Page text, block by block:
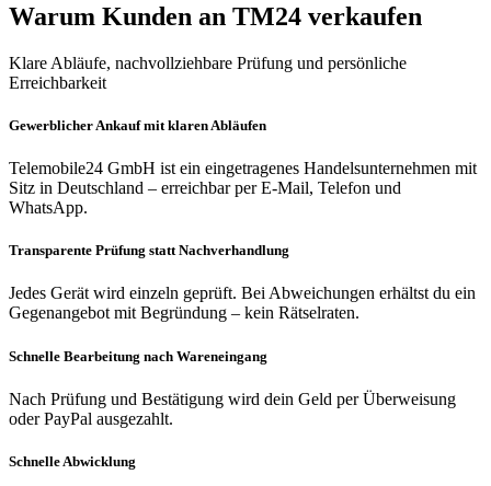
Warum Kunden an TM24 verkaufen
Klare Abläufe, nachvollziehbare Prüfung und persönliche
Erreichbarkeit
Gewerblicher Ankauf mit klaren Abläufen
Telemobile24 GmbH ist ein eingetragenes Handelsunternehmen mit
Sitz in Deutschland – erreichbar per E-Mail, Telefon und
WhatsApp.
Transparente Prüfung statt Nachverhandlung
Jedes Gerät wird einzeln geprüft. Bei Abweichungen erhältst du ein
Gegenangebot mit Begründung – kein Rätselraten.
Schnelle Bearbeitung nach Wareneingang
Nach Prüfung und Bestätigung wird dein Geld per Überweisung
oder PayPal ausgezahlt.
Schnelle Abwicklung